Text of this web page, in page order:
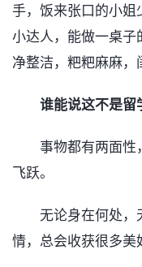
手，饭来张口的小
小达人，能做一桌
净整洁，粑粑麻麻
谁能说这不是留
事物都有两面性
飞跃。
无论身在何处，
情，总会收获很多美